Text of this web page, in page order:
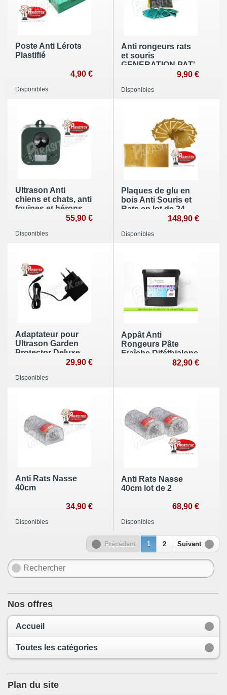
Poste Anti Lérots
Plastifié
4,90 €
Disponibles
Anti rongeurs rats
et souris
GENERATION PAT'
9,90 €
Disponibles
Ultrason Anti
chiens et chats, anti
fouines et hérons,
Protector Solaire
55,90 €
Disponibles
Plaques de glu en
bois Anti Souris et
Rats en lot de 24 -
soit 48 pièces148,90 €
Disponibles
Adaptateur pour
Ultrason Garden
Protector Deluxe
29,90 €
Disponibles
Appât Anti
Rongeurs Pâte
Fraîche Diféthialone
82,90 €
Anti Rats Nasse
40cm
34,90 €
Disponibles
Anti Rats Nasse
40cm lot de 2
68,90 €
Disponibles
Précédent 1 2 Suivant
Nos offres
Accueil
Toutes les catégories
Plan du site